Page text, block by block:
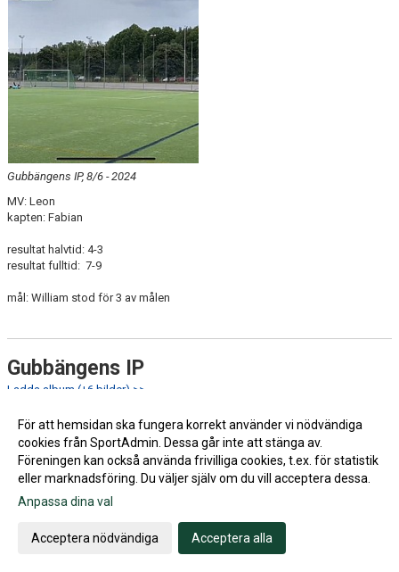
Gubbängens IP, 8/6 - 2024
MV: Leon
kapten: Fabian
resultat halvtid: 4-3
resultat fulltid: 7-9
mål: William stod för 3 av målen
Gubbängens IP
Ladda album (+6 bilder) >>
MV: Leon Andersson
kapten: Leonidas
mål:
Radwan 9’
För att hemsidan ska fungera korrekt använder vi nödvändiga
cookies från SportAdmin. Dessa går inte att stänga av.
Föreningen kan också använda frivilliga cookies, t.ex. för statistik
eller marknadsföring. Du väljer själv om du vill acceptera dessa.
Anpassa dina val
Acceptera nödvändiga Acceptera alla